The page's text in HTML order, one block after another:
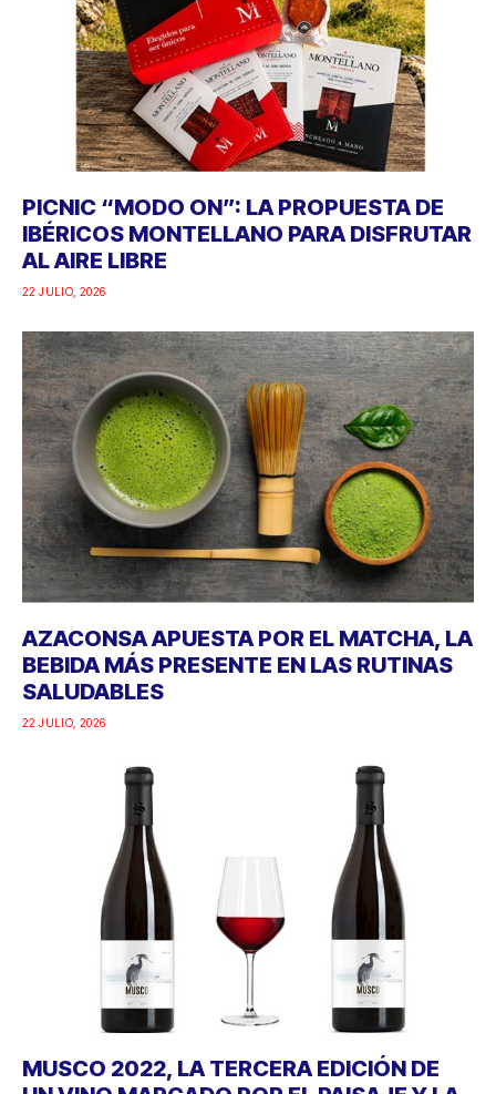
PICNIC “MODO ON”: LA PROPUESTA DE
IBÉRICOS MONTELLANO PARA DISFRUTAR
AL AIRE LIBRE
22 JULIO, 2026
AZACONSA APUESTA POR EL MATCHA, LA
BEBIDA MÁS PRESENTE EN LAS RUTINAS
SALUDABLES
22 JULIO, 2026
MUSCO 2022, LA TERCERA EDICIÓN DE